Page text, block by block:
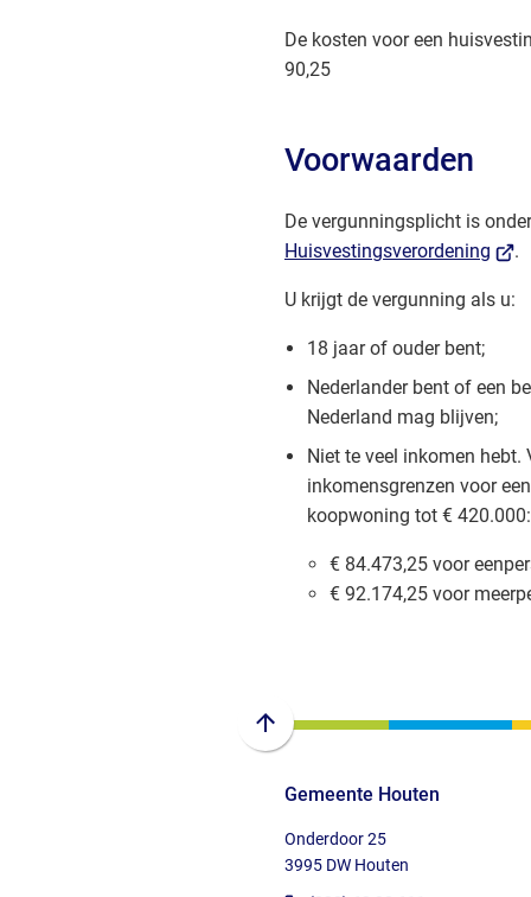
De kosten voor een
90,25
Voorwaarden
De vergunningsplicht is
Huisvestingsverordening
een
.
U krijgt de vergunning als u:
18 jaar of ouder bent;
Nederlander bent of een
Nederland mag blijven;
Niet te veel inkomen hebt.
inkomensgrenzen voor
koopwoning tot € 420.000:
€ 84.473,25 voor
€ 92.174,25 voor
Scroll
boven
het
Gemeente Houten
Onderdoor 25
3995 DW Houten